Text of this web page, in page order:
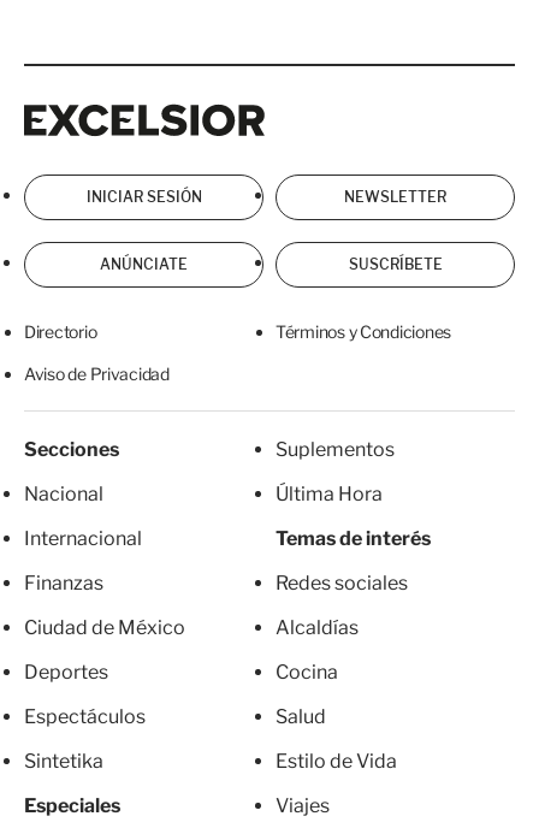
INICIAR SESIÓN NEWSLETTER
ANÚNCIATE SUSCRÍBETE
Directorio Términos y Condiciones
Aviso de Privacidad
Secciones
Nacional
Internacional
Finanzas
Ciudad de México
Deportes
Espectáculos
Sintetika
Especiales
Suplementos
Última Hora
Temas de interés
Redes sociales
Alcaldías
Cocina
Salud
Estilo de Vida
Viajes